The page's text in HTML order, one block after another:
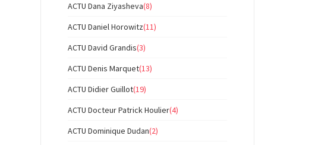
ACTU Dana Ziyasheva(8)
ACTU Daniel Horowitz(11)
ACTU David Grandis(3)
ACTU Denis Marquet(13)
ACTU Didier Guillot(19)
ACTU Docteur Patrick Houlier(4)
ACTU Dominique Dudan(2)